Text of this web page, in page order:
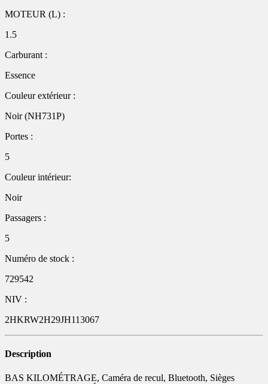
MOTEUR (L) :
1.5
Carburant :
Essence
Couleur extérieur :
Noir (NH731P)
Portes :
5
Couleur intérieur:
Noir
Passagers :
5
Numéro de stock :
729542
NIV :
2HKRW2H29JH113067
Description
BAS KILOMÉTRAGE, Caméra de recul, Bluetooth, Sièges